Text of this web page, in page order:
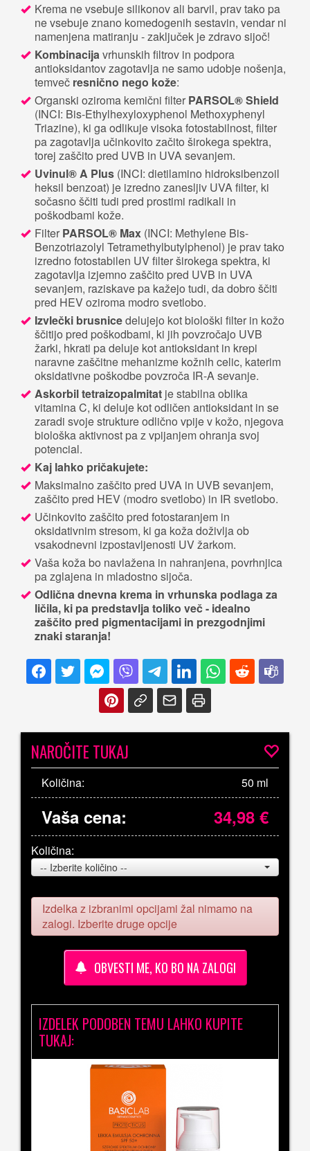
Krema ne vsebuje silikonov ali barvil, prav tako pa
ne vsebuje znano komedogenih sestavin, vendar ni
namenjena matiranju - zaključek je zdravo sijoč!
Kombinacijavrhunskih filtrov in podpora
antioksidantov zagotavlja ne samo udobje nošenja,
temveč resnično nego kože:
Organski oziroma kemični filter PARSOL® Shield
(INCI: Bis-Ethylhexyloxyphenol Methoxyphenyl
Triazine), ki ga odlikuje visoka fotostabilnost, filter
pa zagotavlja učinkovito začito širokega spektra,
torej zaščito pred UVB in UVA sevanjem.
Uvinul® A Plus (INCI: dietilamino hidroksibenzoil
heksil benzoat) je izredno zanesljiv UVA filter, ki
sočasno ščiti tudi pred prostimi radikali in
poškodbami kože.
Filter PARSOL® Max (INCI: Methylene Bis-
Benzotriazolyl Tetramethylbutylphenol) je prav tako
izredno fotostabilen UV filter širokega spektra, ki
zagotavlja izjemno zaščito pred UVB in UVA
sevanjem, raziskave pa kažejo tudi, da dobro ščiti
pred HEV oziroma modro svetlobo.
Izvlečki brusnicedelujejo kot biološki filter in kožo
ščitijo pred poškodbami, ki jih povzročajo UVB
žarki, hkrati pa deluje kot antioksidant in krepi
naravne zaščitne mehanizme kožnih celic, katerim
oksidativne poškodbe povzroča IR-A sevanje.
Askorbil tetraizopalmitat je stabilna oblika
vitamina C, ki deluje kot odličen antioksidant in se
zaradi svoje strukture odlično vpije v kožo, njegova
biološka aktivnost pa z vpijanjem ohranja svoj
potencial.
Kaj lahko pričakujete:
Maksimalno zaščito pred UVA in UVB sevanjem,
zaščito pred HEV (modro svetlobo) in IR svetlobo.
Učinkovito zaščito pred fotostaranjem in
oksidativnim stresom, ki ga koža doživlja ob
vsakodnevni izpostavljenosti UV žarkom.
Vaša koža bo navlažena in nahranjena, povrhnjica
pa zglajena in mladostno sijoča.
Odlična dnevna krema in vrhunska podlaga za
ličila, ki pa predstavlja toliko več - idealno
zaščito pred pigmentacijami in prezgodnjimi
znaki staranja!
NAROČITE TUKAJ
Količina: 50 ml
Vaša cena: 34,98€
Količina:
-- Izberite količino --
Izdelka z izbranimi opcijami žal nimamo na
zalogi. Izberite druge opcije
OBVESTI ME, KO BO NA ZALOGI
IZDELEK PODOBEN TEMU LAHKO KUPITE
TUKAJ: